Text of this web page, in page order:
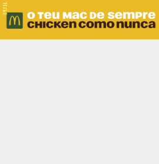
PUB.